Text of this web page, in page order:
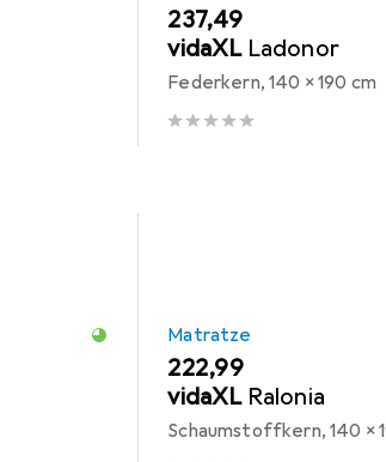
EUR
237,49
vidaXL Ladonor
Federkern, 140 x 190 cm
Matratze
EUR
222,99
vidaXL Ralonia
Schaumstoffkern, 140 x